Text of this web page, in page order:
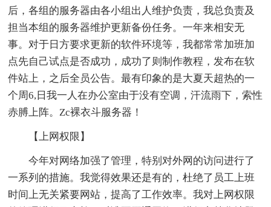
后，各组的服务器由各小组出人维护负责，我总负责及
担当本组的服务器维护更新备份任务。一年来相安无
事。对于日方要求更新的软件环境等，我都常常加班加
点先自己试点是否成功，成功了则制作教程，发布在软
件站上，之后全员公告。最有印象的是大夏天超热的一
个周6,日我一人在办公室由于没有空调，汗流雨下，索性
赤膊上阵。Zc裸衣斗服务器！
【上网权限】
今年对网络加强了管理，特别对外网的访问进行了
一系列的措施。我觉得效果还是有的，杜绝了员工上班
时间上无关紧要网站，提高了工作效率。我对上网权限